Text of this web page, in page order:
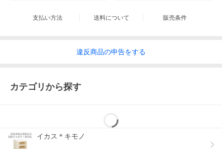
ステム コーディネートフ
ステム コーディネートフ
ック＆バーセットL
支払い方法 送料について 販売条件
違反商品の申告をする
カテゴリから探す
イカス＊キモノ